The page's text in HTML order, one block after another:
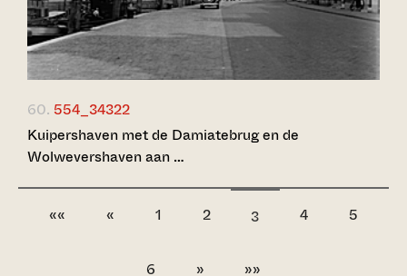
60. 554_34322
Kuipershaven met de Damiatebrug en de
Wolwevershaven aan …
«« « 1 2 3 4 5
6 » »»